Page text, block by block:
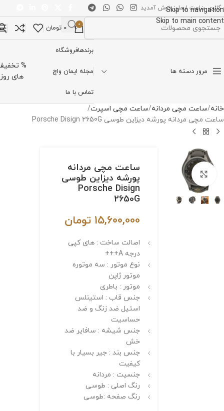
Skip to navigation
Skip to main content
گالری ساعت ایمان خوش آمدید
0
0 تومان
مرور دسته ها
برندهافروشگاه
مجله ایمان واچ
تماس با ما
%
های روز
خانه ساعت مچی مردانه ساعت مچی اسپرت
ساعت مچی مردانه پورشه دیزاین طوسی Porsche Disign 2650G
برای بزرگنمایی کلیک کنیدساعت مچی مردانه
پورشه دیزاین طوسی
Porsche Disign
2650G
15,600,000 تومان
اصالت ساخت : های کپی
درجه A+++
نوع موتور : سه موتوره
موتور ژاپن
موتور : باطری
جنس قاب : استینلس
استیل ضد زنگ و ضد
حساسیت
جنس شیشه : سافایر ضد
خش
جنس بند : جیر بسیار با
کیفیت
جنسیت : مردانه
رنگ اصلی : طوسی
رنگ صفحه :طوسی